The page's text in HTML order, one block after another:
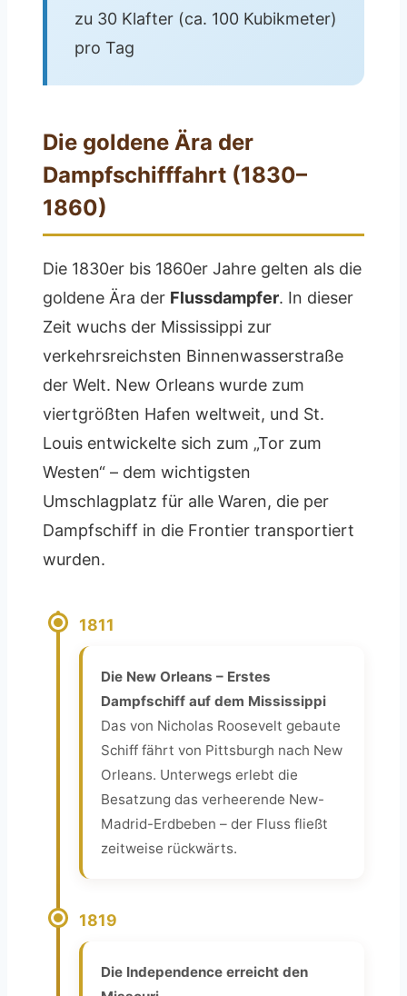
zu 30 Klafter (ca. 100 Kubikmeter)
pro Tag
Die goldene Ära der
Dampfschifffahrt (1830–
1860)
Die 1830er bis 1860er Jahre gelten als die
goldene Ära der Flussdampfer. In dieser
Zeit wuchs der Mississippi zur
verkehrsreichsten Binnenwasserstraße
der Welt. New Orleans wurde zum
viertgrößten Hafen weltweit, und St.
Louis entwickelte sich zum „Tor zum
Westen“ – dem wichtigsten
Umschlagplatz für alle Waren, die per
Dampfschiff in die Frontier transportiert
wurden.
1811
Die New Orleans – Erstes
Dampfschiff auf dem Mississippi
Das von Nicholas Roosevelt gebaute
Schiff fährt von Pittsburgh nach New
Orleans. Unterwegs erlebt die
Besatzung das verheerende New-
Madrid-Erdbeben – der Fluss fließt
zeitweise rückwärts.
1819
Die Independence erreicht den